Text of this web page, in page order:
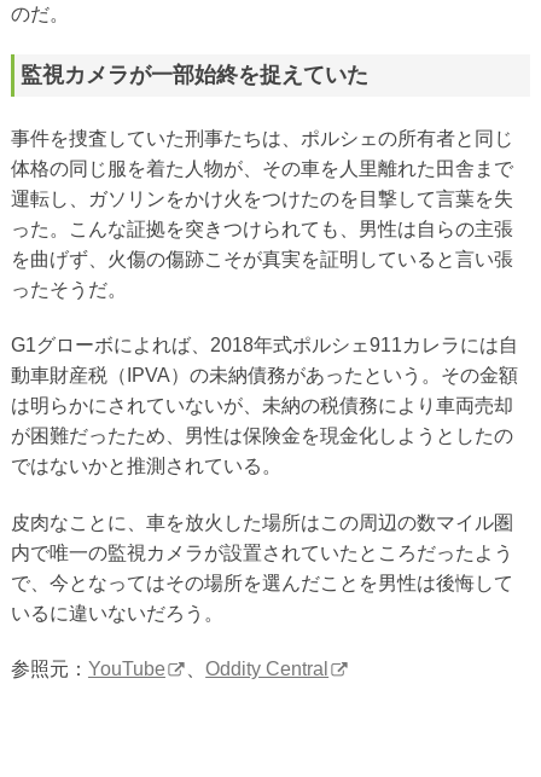
のだ。
監視カメラが一部始終を捉えていた
事件を捜査していた刑事たちは、ポルシェの所有者と同じ
体格の同じ服を着た人物が、その車を人里離れた田舎まで
運転し、ガソリンをかけ火をつけたのを目撃して言葉を失
った。こんな証拠を突きつけられても、男性は自らの主張
を曲げず、火傷の傷跡こそが真実を証明していると言い張
ったそうだ。
G1グローボによれば、2018年式ポルシェ911カレラには自
動車財産税（IPVA）の未納債務があったという。その金額
は明らかにされていないが、未納の税債務により車両売却
が困難だったため、男性は保険金を現金化しようとしたの
ではないかと推測されている。
皮肉なことに、車を放火した場所はこの周辺の数マイル圏
内で唯一の監視カメラが設置されていたところだったよう
で、今となってはその場所を選んだことを男性は後悔して
いるに違いないだろう。
参照元： YouTube 、Oddity Central